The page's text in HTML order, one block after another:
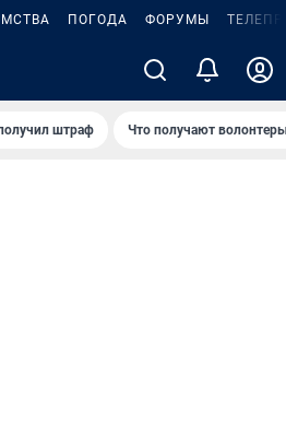
ПОГОДА ФОРУМЫ
штраф Что получают